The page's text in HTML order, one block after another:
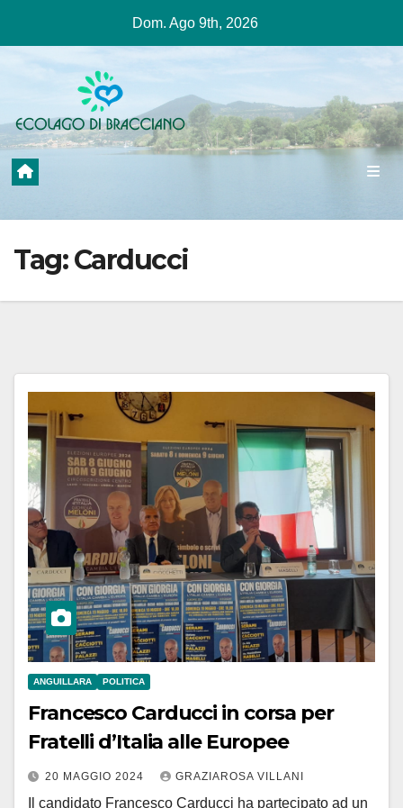
contenuto
Dom. Ago 9th, 2026
Tag:Carducci
ANGUILLARA POLITICA
Francesco Carducci in corsa per
Fratelli d’Italia alle Europee
20 MAGGIO 2024 GRAZIAROSA VILLANI
Il candidato Francesco Carducci ha partecipato ad un